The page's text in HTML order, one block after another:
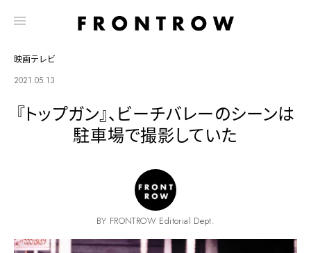
映画テレビ
2021.05.13
『トップガン』、ビーチバレーのシーンは
駐車場で撮影していた
BY FRONTROW Editorial Dept.